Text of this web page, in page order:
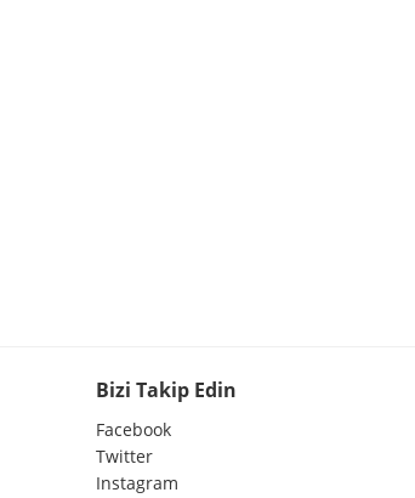
Bizi Takip Edin
Facebook
Twitter
Instagram